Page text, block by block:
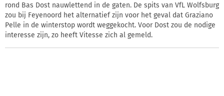
rond Bas Dost nauwlettend in de gaten. De spits van VfL Wolfsburg
zou bij Feyenoord het alternatief zijn voor het geval dat Graziano
Pelle in de winterstop wordt weggekocht. Voor Dost zou de nodige
interesse zijn, zo heeft Vitesse zich al gemeld.